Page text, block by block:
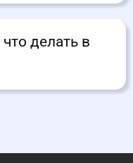
делать в